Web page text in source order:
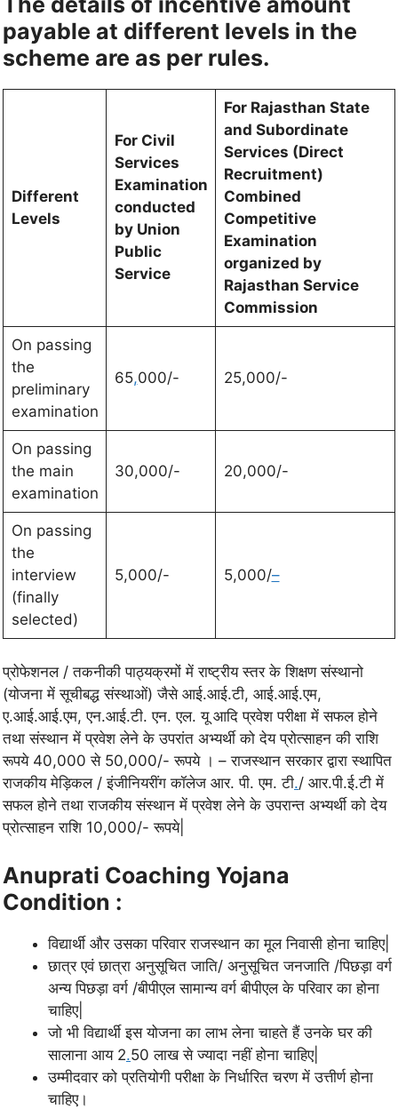
payable at different levels in the
scheme are as per rules.
Different
Levels
For Civil
Services
Examination
conducted
by Union
Public
Service
For Rajasthan State
and Subordinate
Services (Direct
Recruitment)
Combined
Competitive
Examination
organized by
Rajasthan Service
Commission
On passing
the
preliminary
examination
65,000/- 25,000/-
On passing
the main
examination
30,000/- 20,000/-
On passing
the
interview
(finally
selected)
5,000/- 5,000/–
प्रोफेशनल / तकनीकी पाठ्यक्रमों में राष्ट्रीय स्तर के शिक्षण संस्थानो
(योजना में सूचीबद्ध संस्थाओं) जैसे आई.आई.टी, आई.आई.एम,
ए.आई.आई.एम, एन.आई.टी. एन. एल. यू आदि प्रवेश परीक्षा में सफल होने
तथा संस्थान में प्रवेश लेने के उपरांत अभ्यर्थी को देय प्रोत्साहन की राशि
रूपये 40,000 से 50,000/- रूपये । – राजस्थान सरकार द्वारा स्थापित
राजकीय मेड़िकल / इंजीनियरींग कॉलेज आर. पी. एम. टी./ आर.पी.ई.टी में
सफल होने तथा राजकीय संस्थान में प्रवेश लेने के उपरान्त अभ्यर्थी को देय
प्रोत्साहन राशि 10,000/- रूपये|
Anuprati Coaching Yojana
Condition :
विद्यार्थी और उसका परिवार राजस्थान का मूल निवासी होना चाहिए|
छात्र एवं छात्रा अनुसूचित जाति/ अनुसूचित जनजाति /पिछड़ा वर्ग
अन्य पिछड़ा वर्ग /बीपीएल सामान्य वर्ग बीपीएल के परिवार का होना
चाहिए|
जो भी विद्यार्थी इस योजना का लाभ लेना चाहते हैं उनके घर की
सालाना आय 2.50 लाख से ज्यादा नहीं होना चाहिए|
उम्मीदवार को प्रतियोगी परीक्षा के निर्धारित चरण में उत्तीर्ण होना
चाहिए।